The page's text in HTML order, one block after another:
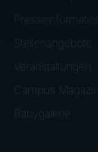
Stellenangebote
Veranstaltungen
Campus Magazin
Babygalerie